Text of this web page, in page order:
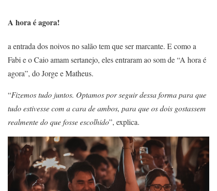
A hora é agora!
a entrada dos noivos no salão tem que ser marcante. E como a
Fabi e o Caio amam sertanejo, eles entraram ao som de “A hora é
agora”, do Jorge e Matheus.
“Fizemos tudo juntos. Optamos por seguir dessa forma para que
tudo estivesse com a cara de ambos, para que os dois gostassem
realmente do que fosse escolhido”, explica.